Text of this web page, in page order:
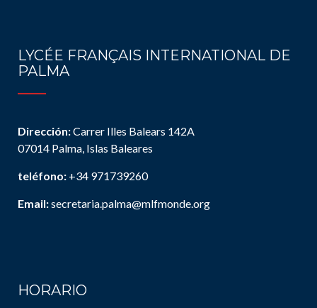
LYCÉE FRANÇAIS INTERNATIONAL DE
PALMA
Dirección:Carrer Illes Balears 142A
07014 Palma, Islas Baleares
teléfono: +34 971739260
Email:secretaria.palma@mlfmonde.org
HORARIO